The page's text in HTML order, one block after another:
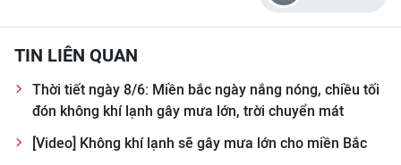
NHÂN DÂN CUỐI TUẦN
NHÂN DÂN HẰNG THÁNG
MUA BÁO
TIN LIÊN QUAN
Thời tiết ngày 8/6: Miền bắc ngày nắng nóng, chiều tối
đón không khí lạnh gây mưa lớn, trời chuyển mát
[Video] Không khí lạnh sẽ gây mưa lớn cho miền Bắc